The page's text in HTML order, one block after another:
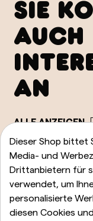
SIE
AUCH
AN
ALLE ANZEIGEN
Dieser Shop bittet
Media- und
Drittanbietern für
verwendet, um
personalisierte
diesen Cookies